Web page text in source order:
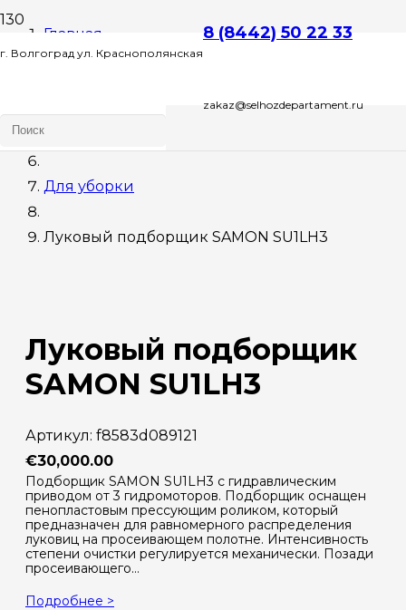
г. Волгоград ул. Краснополянская
д. 72 Л , этаж 2 офис 1
8 (8442) 50 22 33
zakaz@selhozdepartament.ru
Главная
Для лука
Для уборки
Луковый подборщик SAMON SU1LH3
Луковый подборщик
SAMON SU1LH3
Артикул: f8583d089121
€30,000.00
Подборщик SAMON SU1LH3 с гидравлическим
приводом от 3 гидромоторов. Подборщик оснащен
пенопластовым прессующим роликом, который
предназначен для равномерного распределения
луковиц на просеивающем полотне. Интенсивность
степени очистки регулируется механически. Позади
просеивающего…
Подробнее >